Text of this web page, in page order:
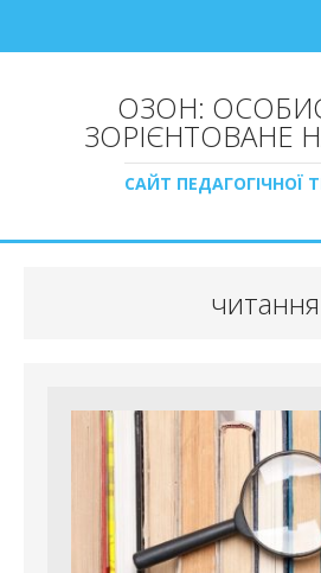
ОЗОН:
ЗОРІЄНТОВАНЕ
САЙТ ПЕДАГОГІЧНОЇ
читання